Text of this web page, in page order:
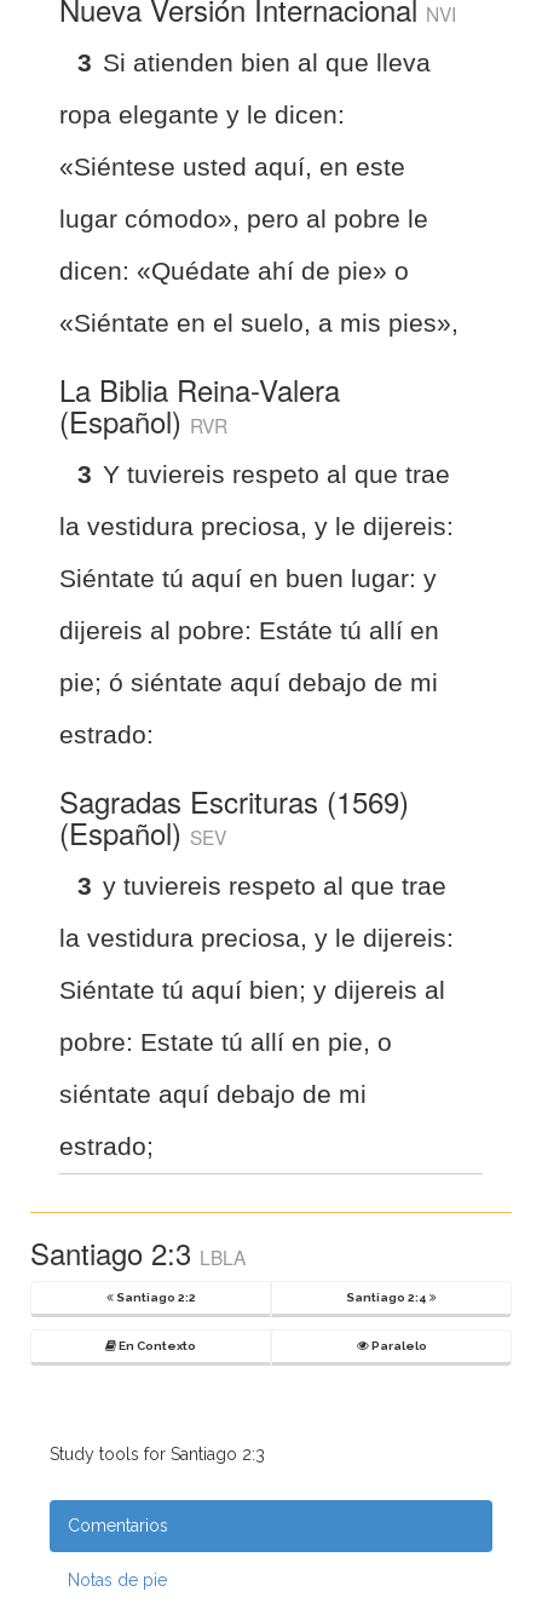
Nueva Versión Internacional NVI
3 Si atienden bien al que lleva
ropa elegante y le dicen:
«Siéntese usted aquí, en este
lugar cómodo», pero al pobre le
dicen: «Quédate ahí de pie» o
«Siéntate en el suelo, a mis pies»,
La Biblia Reina-Valera
(Español) RVR
3 Y tuviereis respeto al que trae
la vestidura preciosa, y le dijereis:
Siéntate tú aquí en buen lugar: y
dijereis al pobre: Estáte tú allí en
pie; ó siéntate aquí debajo de mi
estrado:
Sagradas Escrituras (1569)
(Español) SEV
3 y tuviereis respeto al que trae
la vestidura preciosa, y le dijereis:
Siéntate tú aquí bien; y dijereis al
pobre: Estate tú allí en pie, o
siéntate aquí debajo de mi
estrado;
Santiago 2:3 LBLA
Santiago 2:2 Santiago 2:4
En Contexto Paralelo
Study tools for Santiago 2:3
Comentarios
Notas de pie